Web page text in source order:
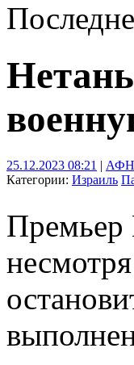
25.12.2023 08:21 | АФН
Категории: Израиль
Премьер